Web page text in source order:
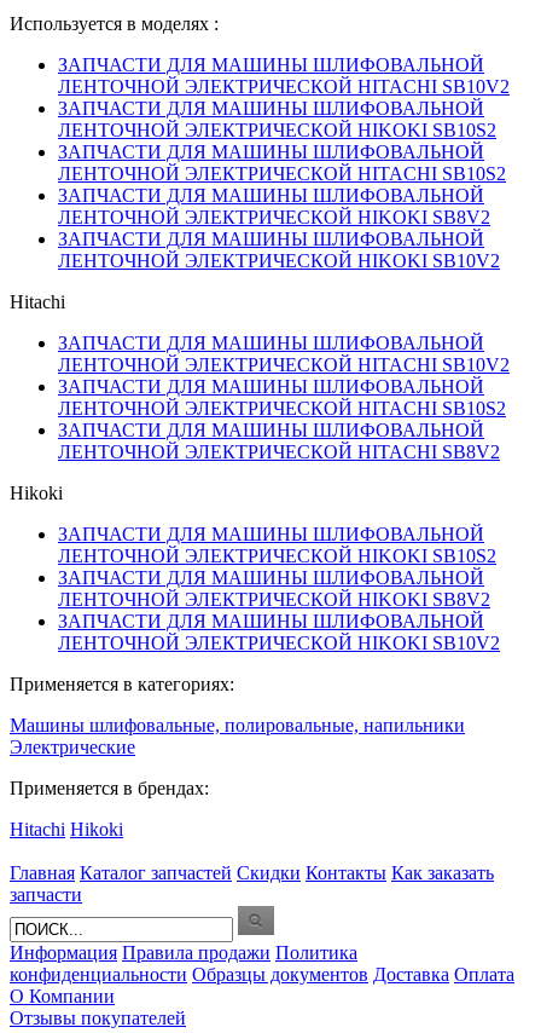
Используется в моделях :
ЗАПЧАСТИ ДЛЯ МАШИНЫ ШЛИФОВАЛЬНОЙ
ЛЕНТОЧНОЙ ЭЛЕКТРИЧЕСКОЙ HITACHI SB10V2
ЗАПЧАСТИ ДЛЯ МАШИНЫ ШЛИФОВАЛЬНОЙ
ЛЕНТОЧНОЙ ЭЛЕКТРИЧЕСКОЙ HIKOKI SB10S2
ЗАПЧАСТИ ДЛЯ МАШИНЫ ШЛИФОВАЛЬНОЙ
ЛЕНТОЧНОЙ ЭЛЕКТРИЧЕСКОЙ HITACHI SB10S2
ЗАПЧАСТИ ДЛЯ МАШИНЫ ШЛИФОВАЛЬНОЙ
ЛЕНТОЧНОЙ ЭЛЕКТРИЧЕСКОЙ HIKOKI SB8V2
ЗАПЧАСТИ ДЛЯ МАШИНЫ ШЛИФОВАЛЬНОЙ
ЛЕНТОЧНОЙ ЭЛЕКТРИЧЕСКОЙ HIKOKI SB10V2
Hitachi
ЗАПЧАСТИ ДЛЯ МАШИНЫ ШЛИФОВАЛЬНОЙ
ЛЕНТОЧНОЙ ЭЛЕКТРИЧЕСКОЙ HITACHI SB10V2
ЗАПЧАСТИ ДЛЯ МАШИНЫ ШЛИФОВАЛЬНОЙ
ЛЕНТОЧНОЙ ЭЛЕКТРИЧЕСКОЙ HITACHI SB10S2
ЗАПЧАСТИ ДЛЯ МАШИНЫ ШЛИФОВАЛЬНОЙ
ЛЕНТОЧНОЙ ЭЛЕКТРИЧЕСКОЙ HITACHI SB8V2
Hikoki
ЗАПЧАСТИ ДЛЯ МАШИНЫ ШЛИФОВАЛЬНОЙ
ЛЕНТОЧНОЙ ЭЛЕКТРИЧЕСКОЙ HIKOKI SB10S2
ЗАПЧАСТИ ДЛЯ МАШИНЫ ШЛИФОВАЛЬНОЙ
ЛЕНТОЧНОЙ ЭЛЕКТРИЧЕСКОЙ HIKOKI SB8V2
ЗАПЧАСТИ ДЛЯ МАШИНЫ ШЛИФОВАЛЬНОЙ
ЛЕНТОЧНОЙ ЭЛЕКТРИЧЕСКОЙ HIKOKI SB10V2
Применяется в категориях:
Машины шлифовальные, полировальные, напильники
Электрические
Применяется в брендах:
Hitachi Hikoki
Главная Каталог запчастей Скидки Контакты Как заказать
запчасти
Информация Правила продажи Политика
конфиденциальности Образцы документов Доставка Оплата
О Компании
Отзывы покупателей